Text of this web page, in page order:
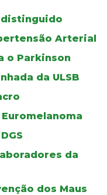
Arterial
o Parkinson
da ULSB
da
dos Maus